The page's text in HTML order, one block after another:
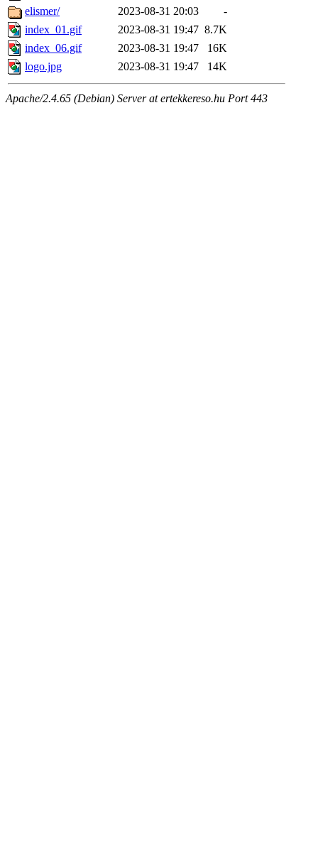
elismer/
2023-08-31 20:03
-
index_01.gif
2023-08-31 19:47 8.7K
index_06.gif
2023-08-31 19:47
16K
logo.jpg
2023-08-31 19:47 14K
Apache/2.4.65 (Debian) Server at ertekkereso.hu Port 443